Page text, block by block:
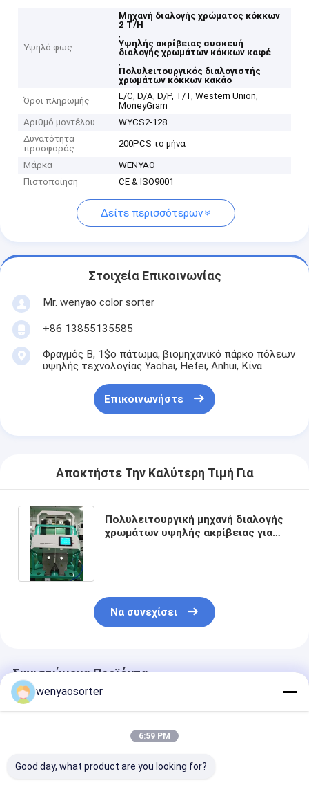
Υψηλό φως
Μηχανή διαλογής χρώματος κόκκων
2 T/H
,
Υψηλής ακρίβειας συσκευή
διαλογής χρωμάτων κόκκων καφέ
,
Πολυλειτουργικός διαλογιστής
χρωμάτων κόκκων κακάο
Όροι πληρωμής
L/C, D/A, D/P, T/T, Western Union,
MoneyGram
Αριθμό μοντέλου
WYCS2-128
Δυνατότητα
προσφοράς
200PCS το μήνα
Μάρκα
WENYAO
Πιστοποίηση
CE & ISO9001
Δείτε περισσότερων
Στοιχεία Επικοινωνίας
Mr. wenyao color sorter
+86 13855135585
Φραγμός Β, 1$ο πάτωμα, βιομηχανικό πάρκο πόλεων
υψηλής τεχνολογίας Yaohai, Hefei, Anhui, Κίνα.
Επικοινωνήστε
Αποκτήστε Την Καλύτερη Τιμή Για
Πολυλειτουργική μηχανή διαλογής
χρωμάτων υψηλής ακρίβειας για
Να συνεχίσει
Συνιστώμενα Προϊόντα
wenyaosorter
6:59 PM
Good day, what product are you looking for?